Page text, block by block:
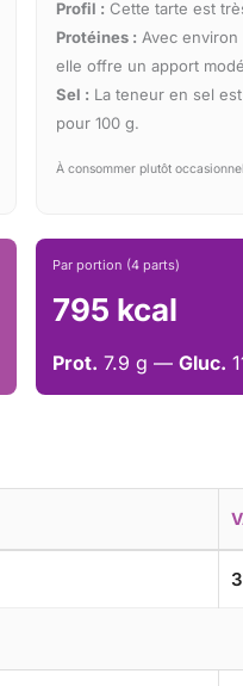
Profil : Cette tarte est
Protéines : Avec
elle offre un apport
Sel : La teneur en sel
pour 100 g.
À consommer plutôt
Par portion (4 parts)
795 kcal
Prot. 7.9 g —Gluc.